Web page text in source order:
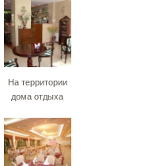
На территории
дома отдыха